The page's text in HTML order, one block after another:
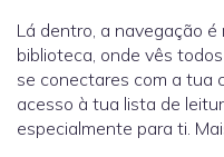
Lá dentro, a navegação
biblioteca, onde vês
se conectares com a tua
acesso à tua lista de
especialmente para ti.